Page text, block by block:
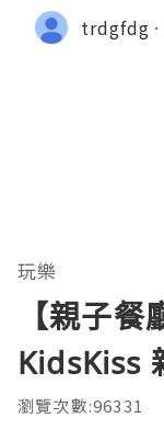
trdgfdg
玩樂
【親子餐
KidsKiss
瀏覽次數:96331